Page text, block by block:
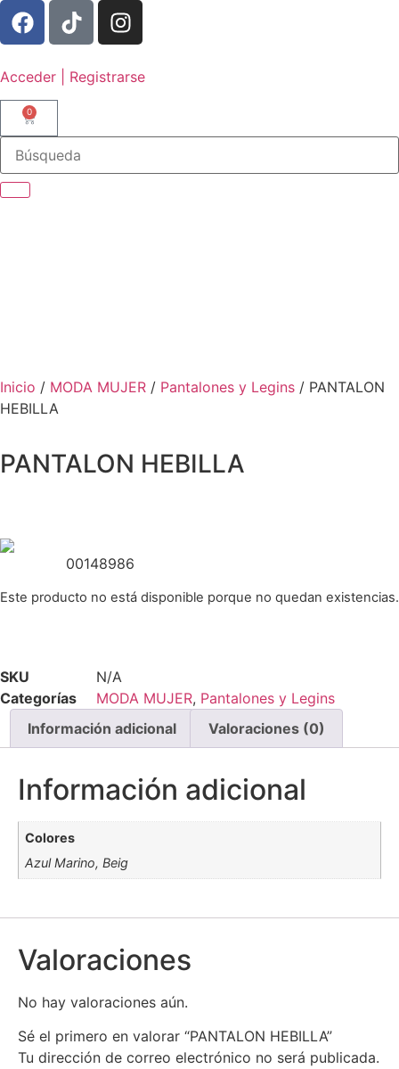
Acceder | Registrarse
0
Inicio / MODA MUJER / Pantalones y Legins / PANTALON
HEBILLA
PANTALON HEBILLA
00148986
Este producto no está disponible porque no quedan existencias.
SKU
N/A
Categorías
MODA MUJER, Pantalones y Legins
Información adicional
Valoraciones (0)
Información adicional
Colores
Azul Marino, Beig
Valoraciones
No hay valoraciones aún.
Sé el primero en valorar “PANTALON HEBILLA”
Tu dirección de correo electrónico no será publicada.